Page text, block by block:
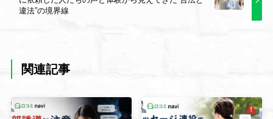
違法”の境界線
関連記事